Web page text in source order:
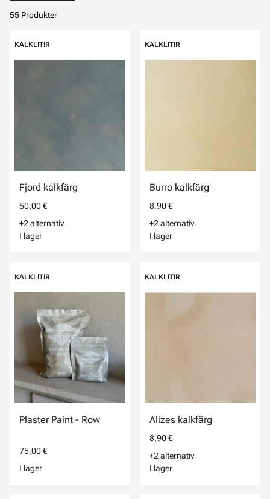
55 Produkter
KALKLITIR
Fjord kalkfärg
50,00 €
+2 alternativ
I lager
KALKLITIR
Burro kalkfärg
8,90 €
+2 alternativ
I lager
KALKLITIR
Plaster Paint - Row
75,00 €
I lager
KALKLITIR
Alizes kalkfärg
8,90 €
+2 alternativ
I lager